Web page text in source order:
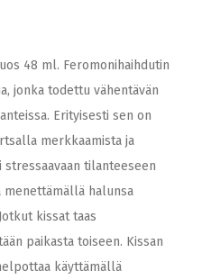
48 ml. Feromonihaihdutin
jonka todettu vähentävän
Erityisesti sen on
merkkaamista ja
stressaavaan tilanteeseen
menettämällä halunsa
kissat taas
paikasta toiseen. Kissan
käyttämällä